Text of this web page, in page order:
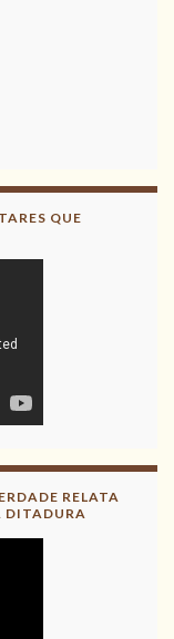
QUE
RELATA
DITADURA